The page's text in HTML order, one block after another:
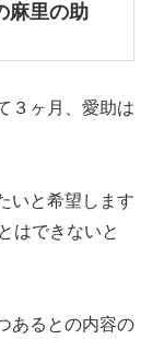
麻里の助
３ヶ月、愛助は
いと希望します
はできないと
あるとの内容の